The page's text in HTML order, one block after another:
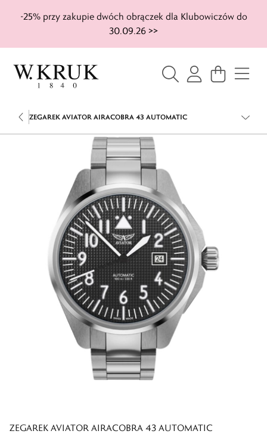
-25% przy zakupie dwóch obrączek dla Klubowiczów do
30.09.26 >>
ZEGAREK AVIATOR AIRACOBRA 43 AUTOMATIC
ZEGAREK AVIATOR AIRACOBRA 43 AUTOMATIC